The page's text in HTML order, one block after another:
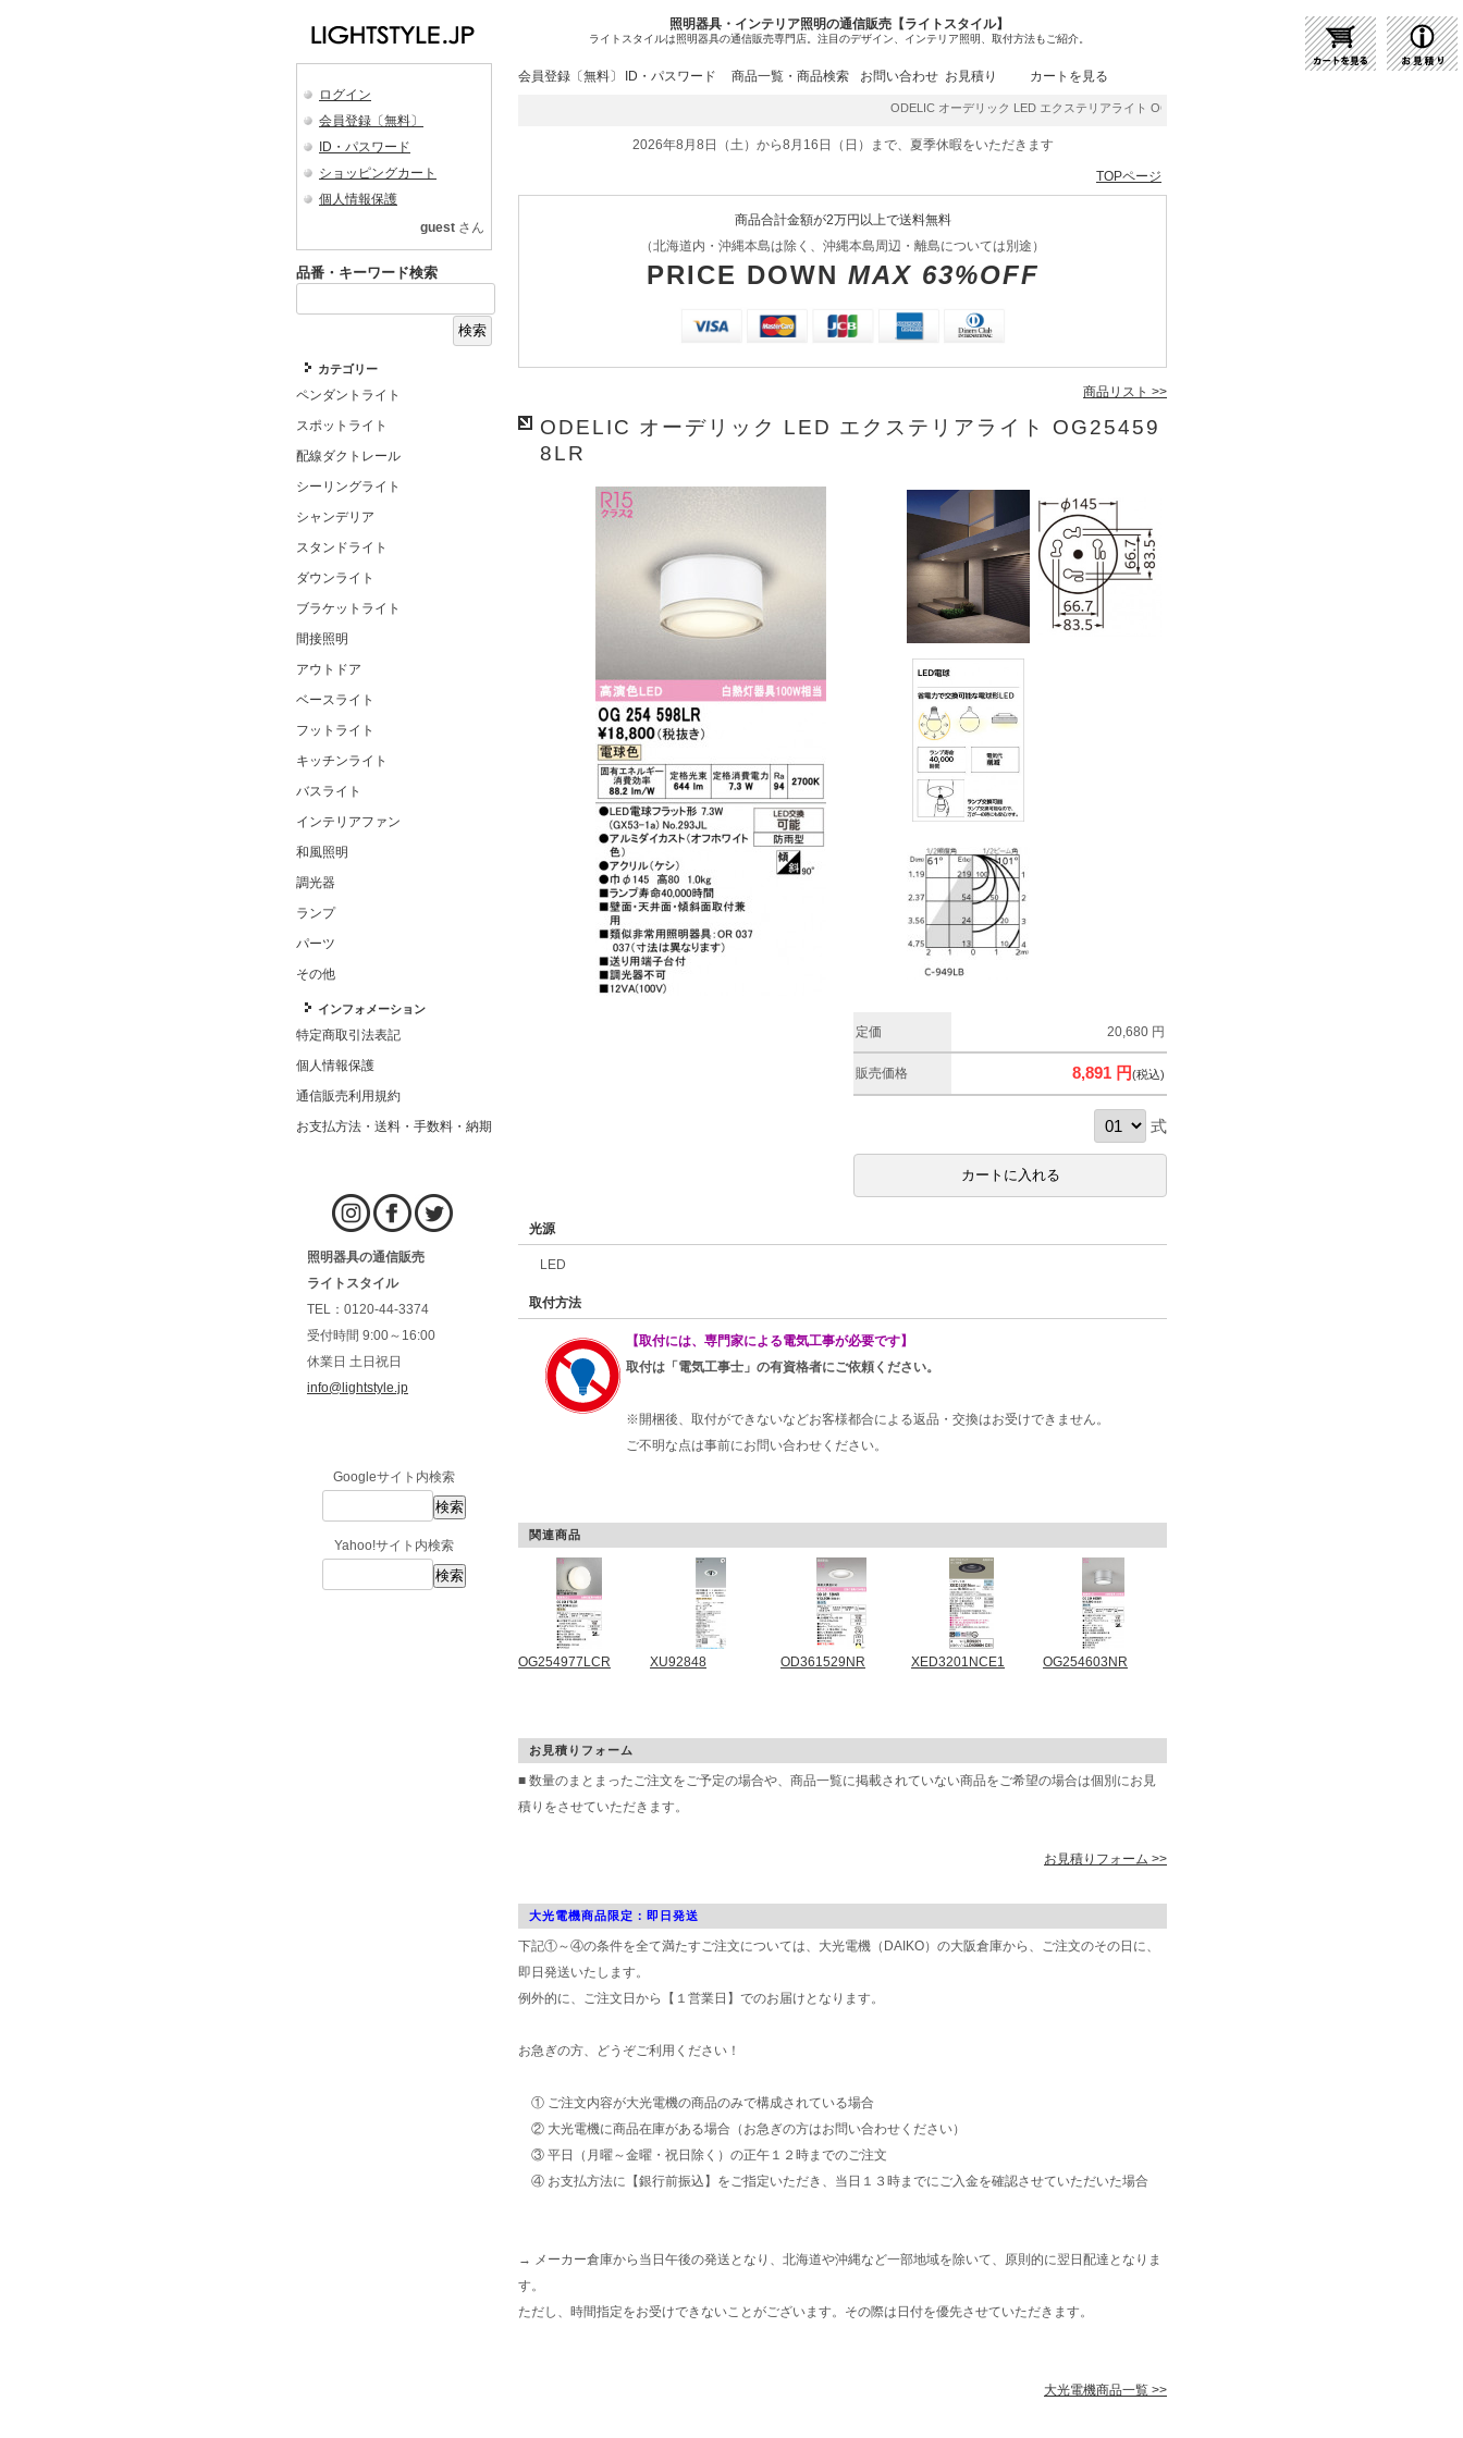
照明器具・インテリア照明の通信販売【ライトスタイル】
ライトスタイルは照明器具の通信販売専門店。注目のデザイン、インテリア照明、取付方法もご紹介。
ログイン
会員登録〔無料〕
ID・パスワード
ショッピングカート
個人情報保護
guest さん
品番・キーワード検索
カテゴリー
ペンダントライト
スポットライト
配線ダクトレール
シーリングライト
シャンデリア
スタンドライト
ダウンライト
ブラケットライト
間接照明
アウトドア
ベースライト
フットライト
キッチンライト
バスライト
インテリアファン
和風照明
調光器
ランプ
パーツ
その他
インフォメーション
特定商取引法表記
個人情報保護
通信販売利用規約
お支払方法・送料・手数料・納期
照明器具の通信販売
ライトスタイル
TEL：0120-44-3374
受付時間 9:00～16:00
休業日 土日祝日
info@lightstyle.jp
Googleサイト内検索
Yahoo!サイト内検索
会員登録〔無料〕 ID・パスワード 商品一覧・商品検索 お問い合わせ お見積り カートを見る
ODELIC オーデリック LED エクステリアライト OG254598LR | 商品紹介 | 照明器具の通販・インテリア照明
2026年8月8日（土）から8月16日（日）まで、夏季休暇をいただきます
TOPページ
商品合計金額が2万円以上で送料無料
（北海道内・沖縄本島は除く、沖縄本島周辺・離島については別途）
PRICE DOWN MAX 63%OFF
商品リスト >>
ODELIC オーデリック LED エクステリアライト OG25459
8LR
定価 20,680 円
販売価格 8,891 円(税込)
式
光源
LED
取付方法
【取付には、専門家による電気工事が必要です】
取付は「電気工事士」の有資格者にご依頼ください。
※開梱後、取付ができないなどお客様都合による返品・交換はお受けできません。
ご不明な点は事前にお問い合わせください。
関連商品
OG254977LCR XU92848 OD361529NR XED3201NCE1 OG254603NR
お見積りフォーム
■ 数量のまとまったご注文をご予定の場合や、商品一覧に掲載されていない商品をご希望の場合は個別にお見
積りをさせていただきます。
お見積りフォーム >>
大光電機商品限定：即日発送
下記①～④の条件を全て満たすご注文については、大光電機（DAIKO）の大阪倉庫から、ご注文のその日に、
即日発送いたします。
例外的に、ご注文日から【１営業日】でのお届けとなります。
お急ぎの方、どうぞご利用ください！
① ご注文内容が大光電機の商品のみで構成されている場合
② 大光電機に商品在庫がある場合（お急ぎの方はお問い合わせください）
③ 平日（月曜～金曜・祝日除く）の正午１２時までのご注文
④ お支払方法に【銀行前振込】をご指定いただき、当日１３時までにご入金を確認させていただいた場合
→ メーカー倉庫から当日午後の発送となり、北海道や沖縄など一部地域を除いて、原則的に翌日配達となりま
す。
ただし、時間指定をお受けできないことがございます。その際は日付を優先させていただきます。
大光電機商品一覧 >>